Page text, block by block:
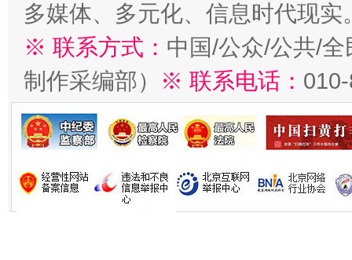
多媒体、多元化、信息时代现实
※ 联系方式： 中国/公众/公共/
制作采编部）
※ 联系电话：